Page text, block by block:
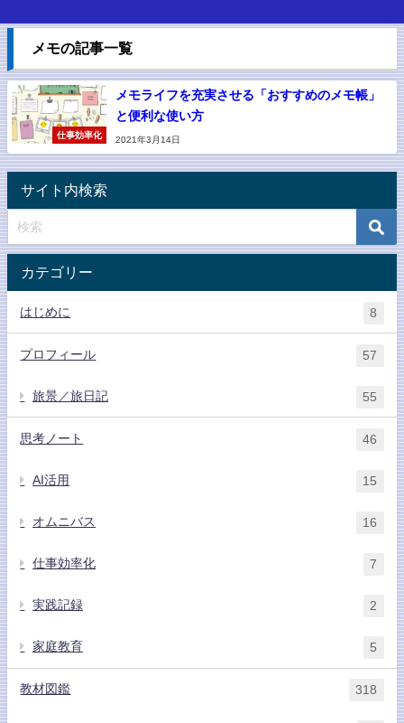
メモの記事一覧
仕事効率化
メモライフを充実させる「おすすめのメモ帳」
と便利な使い方
2021年3月14日
サイト内検索
カテゴリー
はじめに 8
プロフィール 57
旅景／旅日記 55
思考ノート 46
AI活用 15
オムニバス 16
仕事効率化 7
実践記録 2
家庭教育 5
教材図鑑 318